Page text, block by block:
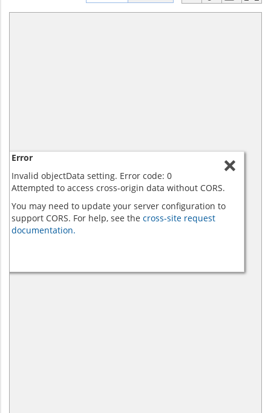
Error
Invalid objectData setting. Error code: 0
Attempted to access cross-origin data without CORS.
You may need to update your server configuration to
support CORS. For help, see the cross-site request
documentation.